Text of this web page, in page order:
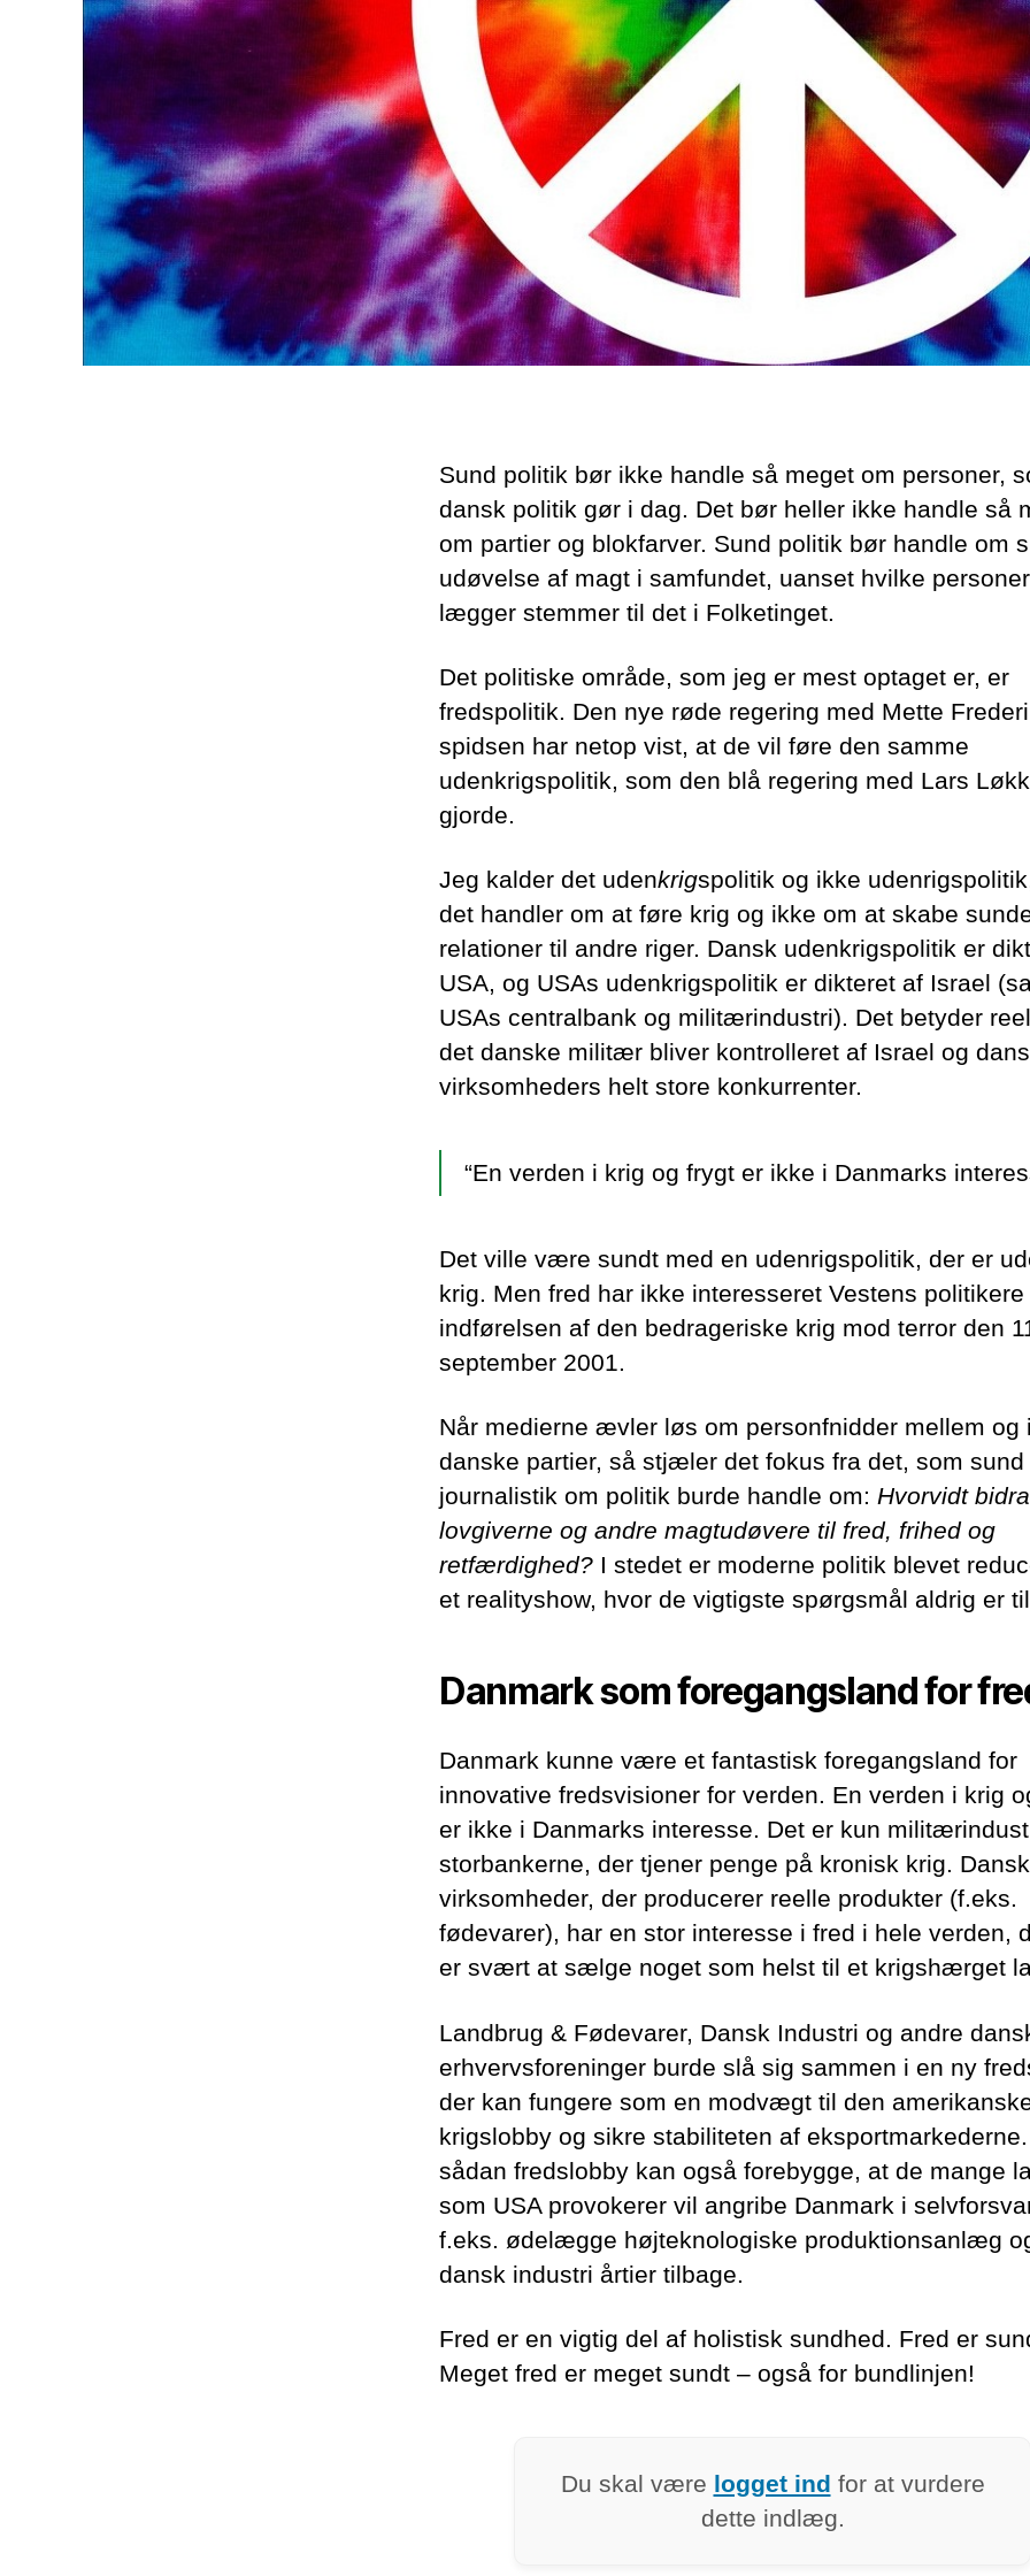
Sund politik bør ikke handle så meget om personer,
dansk politik gør i dag. Det bør heller ikke handle så
om partier og blokfarver. Sund politik bør handle om
udøvelse af magt i samfundet, uanset hvilke
lægger stemmer til det i Folketinget.
Det politiske område, som jeg er mest optaget er, er
fredspolitik. Den nye røde regering med Mette
spidsen har netop vist, at de vil føre den samme
udenkrigspolitik, som den blå regering med Lars
gjorde.
Jeg kalder det udenkrigspolitik og ikke
det handler om at føre krig og ikke om at skabe
relationer til andre riger. Dansk udenkrigspolitik er
USA, og USAs udenkrigspolitik er dikteret af Israel
USAs centralbank og militærindustri). Det betyder
det danske militær bliver kontrolleret af Israel og
virksomheders helt store konkurrenter.
“En verden i krig og frygt er ikke i Danmarks
Det ville være sundt med en udenrigspolitik, der er
krig. Men fred har ikke interesseret Vestens
indførelsen af den bedrageriske krig mod terror den
september 2001.
Når medierne ævler løs om personfnidder mellem og
danske partier, så stjæler det fokus fra det, som sund
journalistik om politik burde handle om: Hvorvidt
lovgiverne og andre magtudøvere til fred, frihed og
retfærdighed? I stedet er moderne politik blevet
et realityshow, hvor de vigtigste spørgsmål aldrig er
Danmark som foregangsland for
Danmark kunne være et fantastisk foregangsland for
innovative fredsvisioner for verden. En verden i krig
er ikke i Danmarks interesse. Det er kun
storbankerne, der tjener penge på kronisk krig.
virksomheder, der producerer reelle produkter (f.eks.
fødevarer), har en stor interesse i fred i hele verden,
er svært at sælge noget som helst til et krigshærget
Landbrug & Fødevarer, Dansk Industri og andre
erhvervsforeninger burde slå sig sammen i en ny
der kan fungere som en modvægt til den
krigslobby og sikre stabiliteten af
sådan fredslobby kan også forebygge, at de mange
som USA provokerer vil angribe Danmark i
f.eks. ødelægge højteknologiske produktionsanlæg
dansk industri årtier tilbage.
Fred er en vigtig del af holistisk sundhed. Fred er
Meget fred er meget sundt – også for bundlinjen!
Du skal være logget ind for at vurdere
dette indlæg.